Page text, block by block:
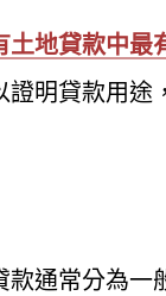
土地貸款中最
證明貸款用途
通常分為一